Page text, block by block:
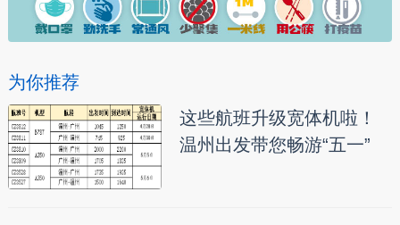
为你推荐
这些航班升级宽体机啦！
温州出发带您畅游“五一”